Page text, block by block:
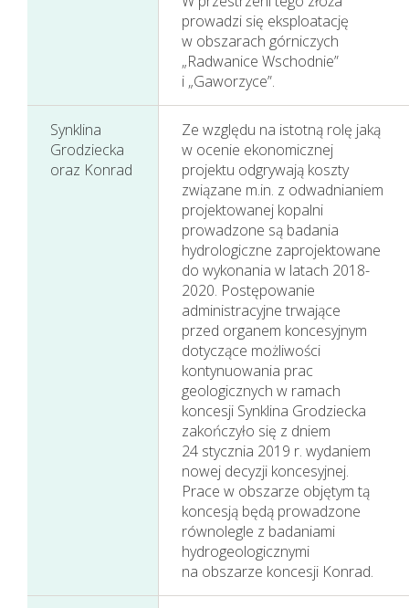
Działania w sferze
prowadzi się eksploatację
w obszarach górniczych
„Radwanice Wschodnie”
i „Gaworzyce”.
Synklina
Grodziecka
oraz Konrad
Ze względu na istotną rolę jaką
w ocenie ekonomicznej
projektu odgrywają koszty
związane m.in. z odwadnianiem
projektowanej kopalni
prowadzone są badania
hydrologiczne zaprojektowane
do wykonania w latach 2018-
2020. Postępowanie
administracyjne trwające
przed organem koncesyjnym
dotyczące możliwości
kontynuowania prac
geologicznych w ramach
koncesji Synklina Grodziecka
zakończyło się z dniem
24 stycznia 2019 r. wydaniem
nowej decyzji koncesyjnej.
Prace w obszarze objętym tą
koncesją będą prowadzone
równolegle z badaniami
hydrogeologicznymi
na obszarze koncesji Konrad.